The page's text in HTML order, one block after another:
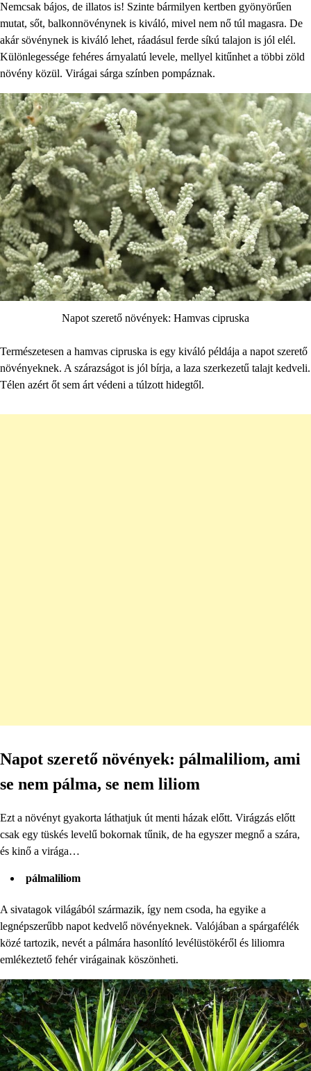
Nemcsak bájos, de illatos is! Szinte bármilyen kertben gyönyörűen
mutat, sőt, balkonnövénynek is kiváló, mivel nem nő túl magasra. De
akár sövénynek is kiváló lehet, ráadásul ferde síkú talajon is jól elél.
Különlegessége fehéres árnyalatú levele, mellyel kitűnhet a többi zöld
növény közül. Virágai sárga színben pompáznak.
Napot szerető növények: Hamvas cipruska
Természetesen a hamvas cipruska is egy kiváló példája a napot szerető
növényeknek. A szárazságot is jól bírja, a laza szerkezetű talajt kedveli.
Télen azért őt sem árt védeni a túlzott hidegtől.
Napot szerető növények: pálmaliliom, ami
se nem pálma, se nem liliom
Ezt a növényt gyakorta láthatjuk út menti házak előtt. Virágzás előtt
csak egy tüskés levelű bokornak tűnik, de ha egyszer megnő a szára,
és kinő a virága…
pálmaliliom
A sivatagok világából származik, így nem csoda, ha egyike a
legnépszerűbb napot kedvelő növényeknek. Valójában a spárgafélék
közé tartozik, nevét a pálmára hasonlító levélüstökéről és liliomra
emlékeztető fehér virágainak köszönheti.